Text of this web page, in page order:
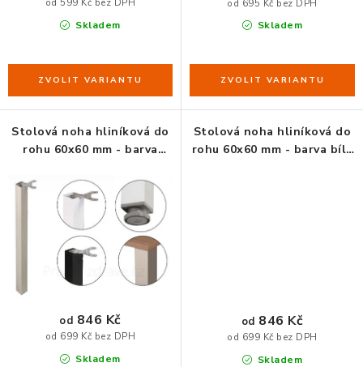
ORGANIZACE KABELŮ
STOJANY NA DOKUMENTY
ZÁSUVKOVÉ BOXY
NÁDOBY NA ODPAD
SCHRÁNKY NA KLÍČE A LÉKY
DESIGN A STYL V KANCELÁŘI
Skladem Skladem
od 695 Kč bez DPH
Stolová noha hliníková do
rohu 60x60 mm - barva
Skladem
od 699 Kč bez DPH
od 846 Kč
Stolová noha hliníková do
rohu 60x60 mm - barva bílá
Skladem
od 699 Kč bez DPH
od 846 Kč